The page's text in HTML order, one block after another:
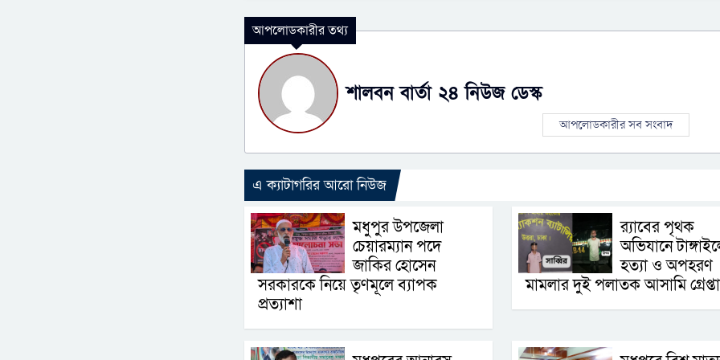
আপলোডকারীর তথ্য
শালবন বার্তা ২৪ নিউজ ডেস্ক
আপলোডকারীর সব সংবাদ
এ ক্যাটাগরির আরো নিউজ
মধুপুর উপজেলা
চেয়ারম্যান পদে
জাকির হোসেন
সরকারকে নিয়ে তৃণমূলে ব্যাপক
প্রত্যাশা
র‌্যাবের পৃথক
অভিযানে
হত্যা ও অপহরণ
মামলার দুই পলাতক আসামি